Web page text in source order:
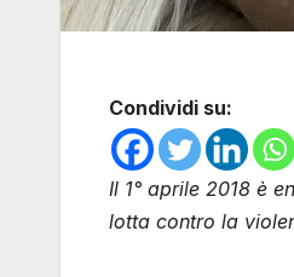
Condividi su:
Il 1° aprile 2018 è
lotta contro la